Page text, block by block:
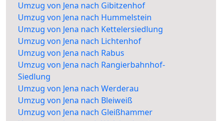
Umzug von Jena nach Gibitzenhof
Umzug von Jena nach Hummelstein
Umzug von Jena nach Kettelersiedlung
Umzug von Jena nach Lichtenhof
Umzug von Jena nach Rabus
Umzug von Jena nach Rangierbahnhof-
Siedlung
Umzug von Jena nach Werderau
Umzug von Jena nach Bleiweiß
Umzug von Jena nach Gleißhammer